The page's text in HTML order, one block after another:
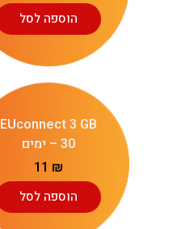
הוספה לסל
EUconnect 3 GB
– 30 ימים
11 ₪
הוספה לסל